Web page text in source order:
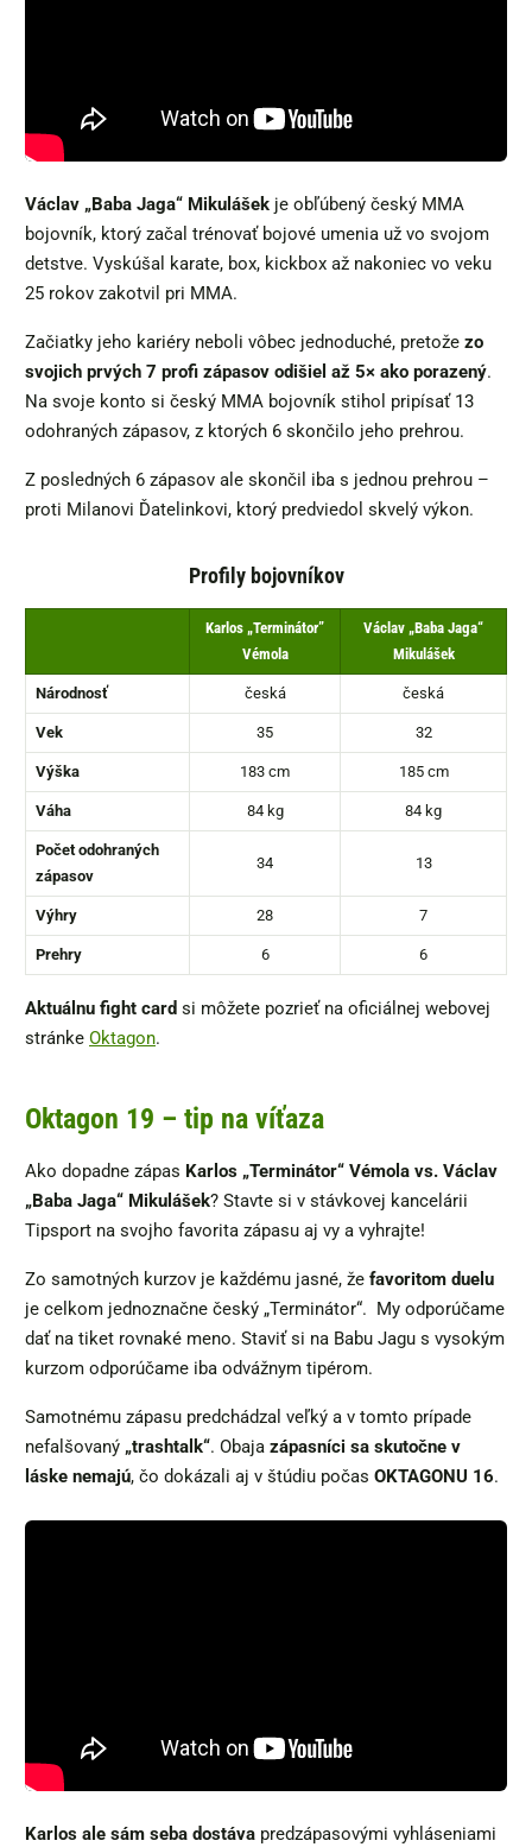
Václav „Baba Jaga“ Mikulášek je obľúbený český MMA
bojovník, ktorý začal trénovať bojové umenia už vo svojom
detstve. Vyskúšal karate, box, kickbox až nakoniec vo veku
25 rokov zakotvil pri MMA.
Začiatky jeho kariéry neboli vôbec jednoduché, pretože zo
svojich prvých 7 profi zápasov odišiel až 5× ako porazený.
Na svoje konto si český MMA bojovník stihol pripísať 13
odohraných zápasov, z ktorých 6 skončilo jeho prehrou.
Z posledných 6 zápasov ale skončil iba s jednou prehrou –
proti Milanovi Ďatelinkovi, ktorý predviedol skvelý výkon.
Profily bojovníkov
Karlos „Terminátor”
Vémola
Václav „Baba Jaga“
Mikulášek
Národnosť česká česká
Vek 35 32
Výška 183 cm 185 cm
Váha 84 kg 84 kg
Počet odohraných
zápasov
34 13
Výhry 28 7
Prehry 6 6
Aktuálnu fight card si môžete pozrieť na oficiálnej webovej
stránke Oktagon.
Oktagon 19 – tip na víťaza
Ako dopadne zápas Karlos „Terminátor“ Vémola vs. Václav
„Baba Jaga“ Mikulášek? Stavte si v stávkovej kancelárii
Tipsport na svojho favorita zápasu aj vy a vyhrajte!
Zo samotných kurzov je každému jasné, že favoritom duelu
je celkom jednoznačne český „Terminátor“. My odporúčame
dať na tiket rovnaké meno. Staviť si na Babu Jagu s vysokým
kurzom odporúčame iba odvážnym tipérom.
Samotnému zápasu predchádzal veľký a v tomto prípade
nefalšovaný „trashtalk“. Obaja zápasníci sa skutočne v
láske nemajú, čo dokázali aj v štúdiu počas OKTAGONU 16.
Karlos ale sám seba dostáva predzápasovými vyhláseniami